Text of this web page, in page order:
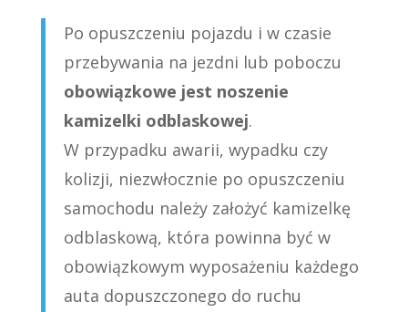
Po opuszczeniu pojazdu i w czasie
przebywania na jezdni lub poboczu
obowiązkowe jest noszenie
kamizelki odblaskowej.
W przypadku awarii, wypadku czy
kolizji, niezwłocznie po opuszczeniu
samochodu należy założyć kamizelkę
odblaskową, która powinna być w
obowiązkowym wyposażeniu każdego
auta dopuszczonego do ruchu